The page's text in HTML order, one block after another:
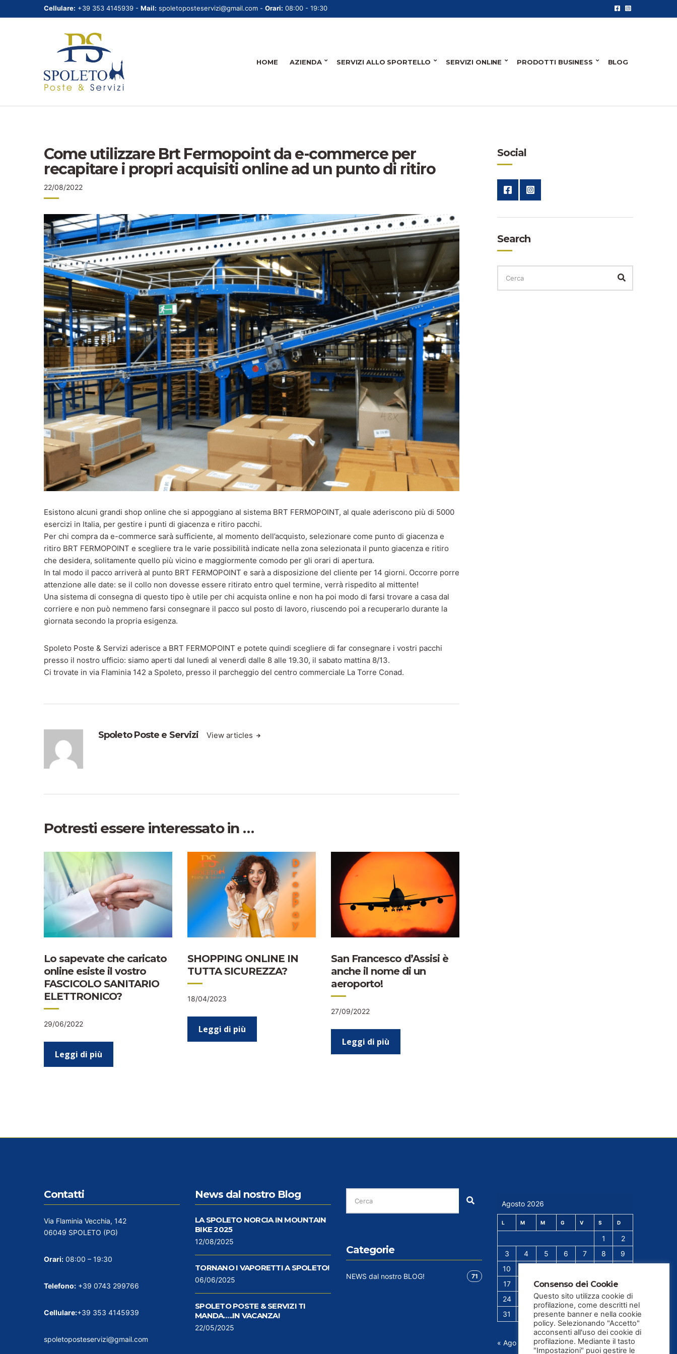
Cellulare: +39 353 4145939 - Mail: spoletoposteservizi@gmail.com - Orari: 08:00 - 19:30
HOME AZIENDA SERVIZI ALLO SPORTELLO SERVIZI ONLINE PRODOTTI BUSINESS BLOG
Come utilizzare Brt Fermopoint da e-commerce per
recapitare i propri acquisiti online ad un punto di ritiro
22/08/2022
Esistono alcuni grandi shop online che si appoggiano al sistema BRT FERMOPOINT, al quale aderiscono più di 5000
esercizi in Italia, per gestire i punti di giacenza e ritiro pacchi.
Per chi compra da e-commerce sarà sufficiente, al momento dell’acquisto, selezionare come punto di giacenza e
ritiro BRT FERMOPOINT e scegliere tra le varie possibilità indicate nella zona selezionata il punto giacenza e ritiro
che desidera, solitamente quello più vicino e maggiormente comodo per gli orari di apertura.
In tal modo il pacco arriverà al punto BRT FERMOPOINT e sarà a disposizione del cliente per 14 giorni. Occorre porre
attenzione alle date: se il collo non dovesse essere ritirato entro quel termine, verrà rispedito al mittente!
Una sistema di consegna di questo tipo è utile per chi acquista online e non ha poi modo di farsi trovare a casa dal
corriere e non può nemmeno farsi consegnare il pacco sul posto di lavoro, riuscendo poi a recuperarlo durante la
giornata secondo la propria esigenza.
Spoleto Poste & Servizi aderisce a BRT FERMOPOINT e potete quindi scegliere di far consegnare i vostri pacchi
presso il nostro ufficio: siamo aperti dal lunedì al venerdì dalle 8 alle 19.30, il sabato mattina 8/13.
Ci trovate in via Flaminia 142 a Spoleto, presso il parcheggio del centro commerciale La Torre Conad.
Spoleto Poste e Servizi View articles
Potresti essere interessato in …
Lo sapevate che caricato
online esiste il vostro
FASCICOLO SANITARIO
ELETTRONICO?
29/06/2022
Leggi di più
SHOPPING ONLINE IN
TUTTA SICUREZZA?
18/04/2023
Leggi di più
San Francesco d’Assisi è
anche il nome di un
aeroporto!
27/09/2022
Leggi di più
Social
Search
CERCA
PER:
Contatti
Via Flaminia Vecchia, 142
06049 SPOLETO (PG)
Orari: 08:00 – 19:30
Telefono: +39 0743 299766
Cellulare:+39 353 4145939
spoletoposteservizi@gmail.com
News dal nostro Blog
LA SPOLETO NORCIA IN MOUNTAIN
BIKE 2025
12/08/2025
TORNANO I VAPORETTI A SPOLETO!
06/06/2025
SPOLETO POSTE & SERVIZI TI
MANDA…..IN VACANZA!
22/05/2025
CERCA
PER:
Categorie
NEWS dal nostro BLOG! 71
Agosto 2026
L M M G V S D
1
2
3
4 5 6 7 8
9
10
17
19 20 21 22
24
26 27 28 29
30
31
« Ago
Consenso dei Cookie
Questo sito utilizza cookie di
profilazione, come descritti nel
presente banner e nella cookie
policy. Selezionando "Accetto"
acconsenti all'uso dei cookie di
profilazione. Mediante il tasto
"Impostazioni" puoi gestire le